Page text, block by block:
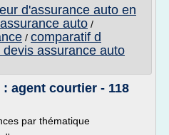
d'assurance auto en
auto /
/ comparatif d
assurance auto
agent courtier - 118
par thématique